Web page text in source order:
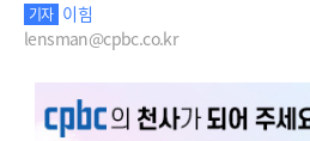
기자 이힘
lensman@cpbc.co.kr